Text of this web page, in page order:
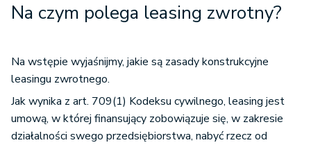
Na czym polega leasing zwrotny?
Na wstępie wyjaśnijmy, jakie są zasady konstrukcyjne
leasingu zwrotnego.
Jak wynika z art. 709(1) Kodeksu cywilnego, leasing jest
umową, w której finansujący zobowiązuje się, w zakresie
działalności swego przedsiębiorstwa, nabyć rzecz od